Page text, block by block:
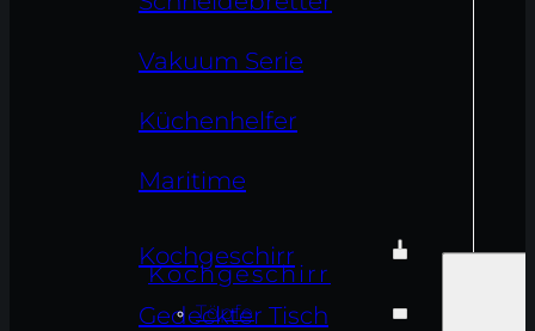
Vakuum Serie
Küchenhelfer
Maritime
Kochgeschirr
Gedeckter Tisch
Kochgeschirr
Töpfe